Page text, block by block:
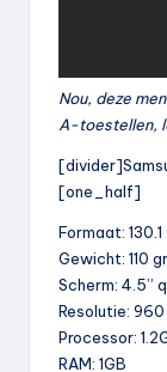
Nou, deze
A-toestellen,
[one_half]
Formaat:
Gewicht: 110
Scherm: 4.5”
Resolutie:
Processor:
RAM: 1GB